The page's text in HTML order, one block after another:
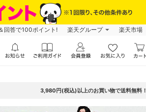
回答で100ポイント! 楽天グループ 楽天市場
3,980円(税込)以上のお買い物で送料無料！